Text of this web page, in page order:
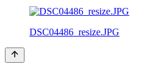
DSC04486_resize.JPG